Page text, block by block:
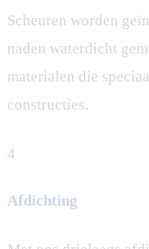
Scheuren worden
naden waterdicht
materialen die
constructies.
4
Afdichting